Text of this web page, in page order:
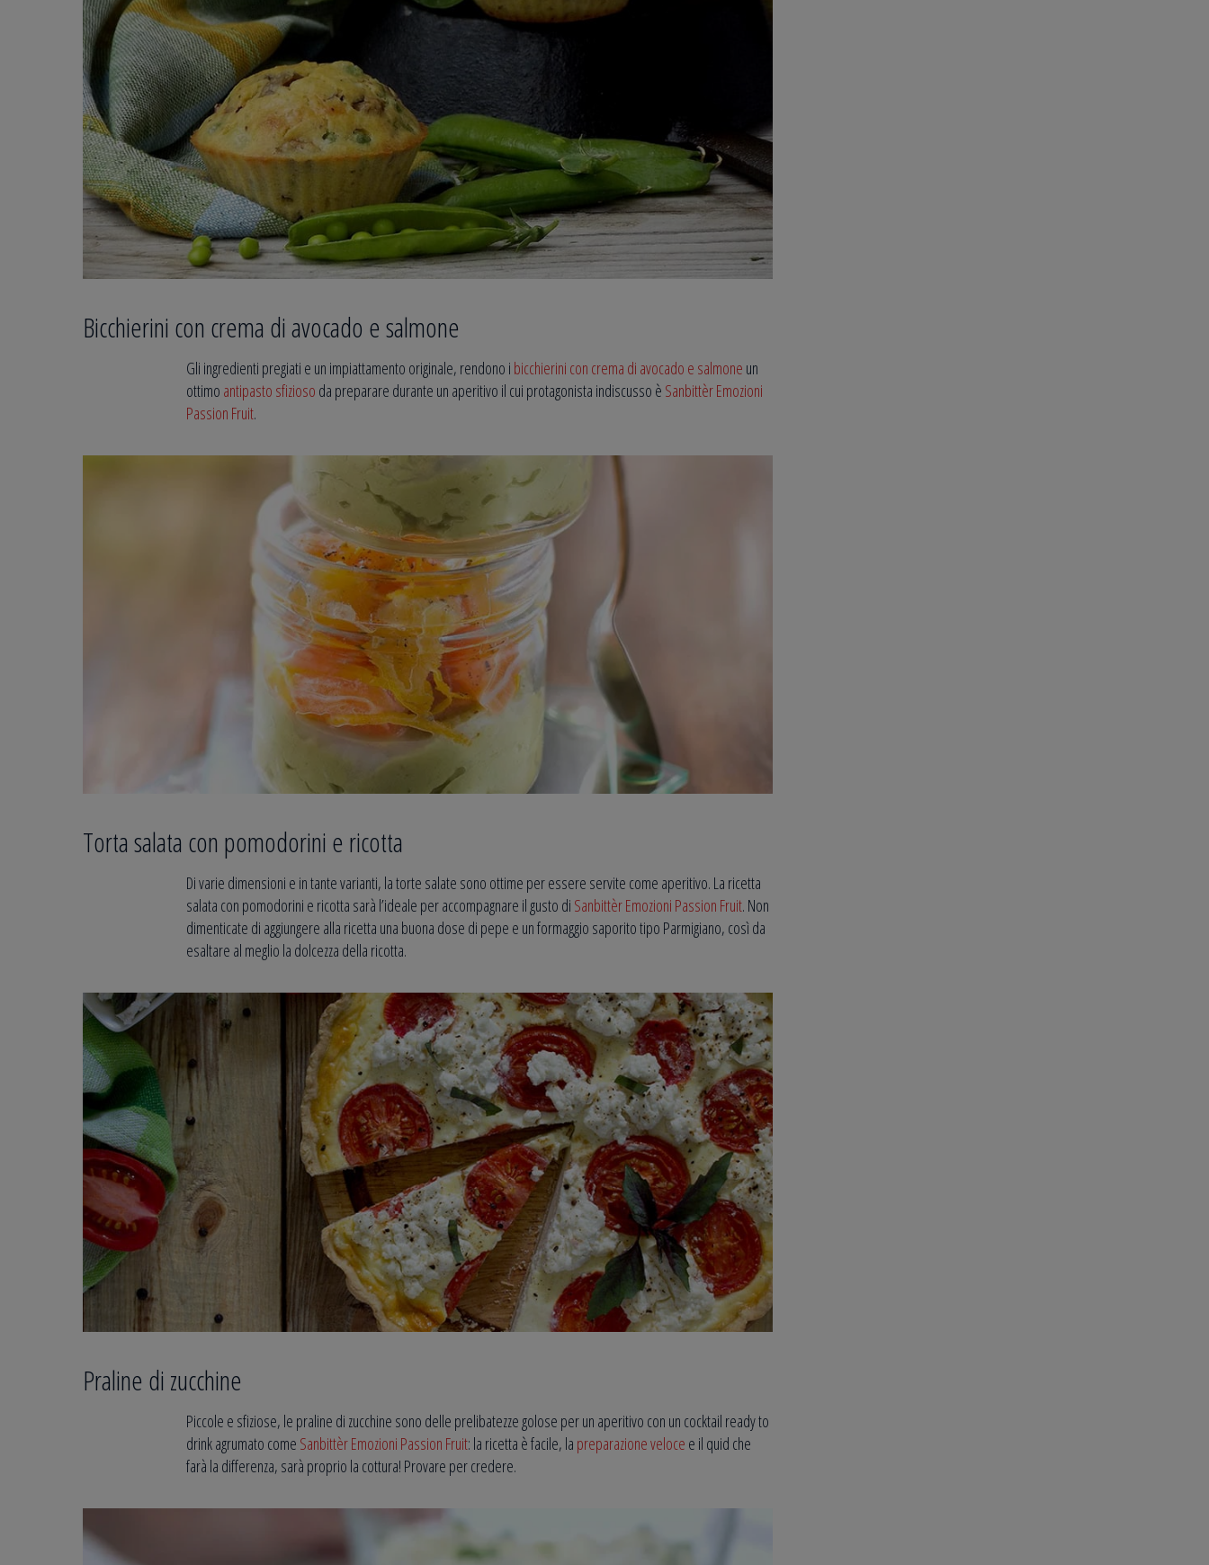
Bicchierini con crema di avocado e salmone
Gli ingredienti pregiati e un impiattamento originale, rendono i bicchierini con crema di avocado e salmone un
ottimo antipasto sfizioso da preparare durante un aperitivo il cui protagonista indiscusso è Sanbittèr Emozioni
Passion Fruit.
Torta salata con pomodorini e ricotta
Di varie dimensioni e in tante varianti, la torte salate sono ottime per essere servite come aperitivo. La ricetta
salata con pomodorini e ricotta sarà l’ideale per accompagnare il gusto di Sanbittèr Emozioni Passion Fruit. Non
dimenticate di aggiungere alla ricetta una buona dose di pepe e un formaggio saporito tipo Parmigiano, così da
esaltare al meglio la dolcezza della ricotta.
Praline di zucchine
Piccole e sfiziose, le praline di zucchine sono delle prelibatezze golose per un aperitivo con un cocktail ready to
drink agrumato come Sanbittèr Emozioni Passion Fruit: la ricetta è facile, la preparazione veloce e il quid che
farà la differenza, sarà proprio la cottura! Provare per credere.